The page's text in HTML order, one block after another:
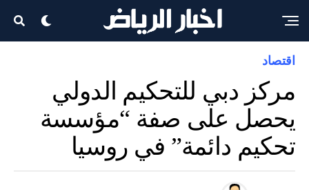
اقتصاد
مركز دبي للتحكيم الدولي
يحصل على صفة “مؤسسة
تحكيم دائمة” في روسيا